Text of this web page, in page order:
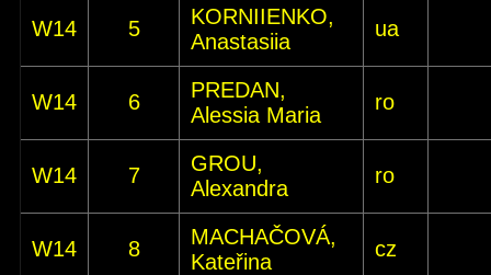
W14 5
KORNIIENKO,
Anastasiia
ua
W14 6
PREDAN,
Alessia Maria
ro
W14 7
GROU,
Alexandra
ro
W14 8
MACHAČOVÁ,
Kateřina
cz